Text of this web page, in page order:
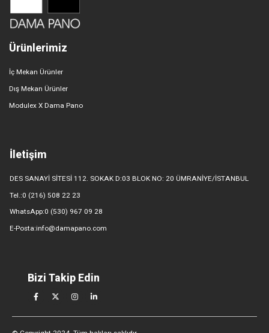
Ürünlerimiz
İç Mekan Ürünler
Dış Mekan Ürünler
Modulex X Dama Pano
İletişim
DES SANAYİ SİTESİ 112. SOKAK D:03 BLOK NO: 20 ÜMRANİYE/İSTANBUL
Tel.:0 (216) 508 22 23
WhatsApp:0 (530) 967 09 28
E-Posta:info@damapano.com
Bizi Takip Edin